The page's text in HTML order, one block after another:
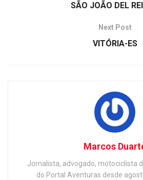
SÃO JOÃO DEL
Next Post
VITÓRIA-ES
Marcos
Jornalista, advogado, motociclista
do Portal Aventuras desde